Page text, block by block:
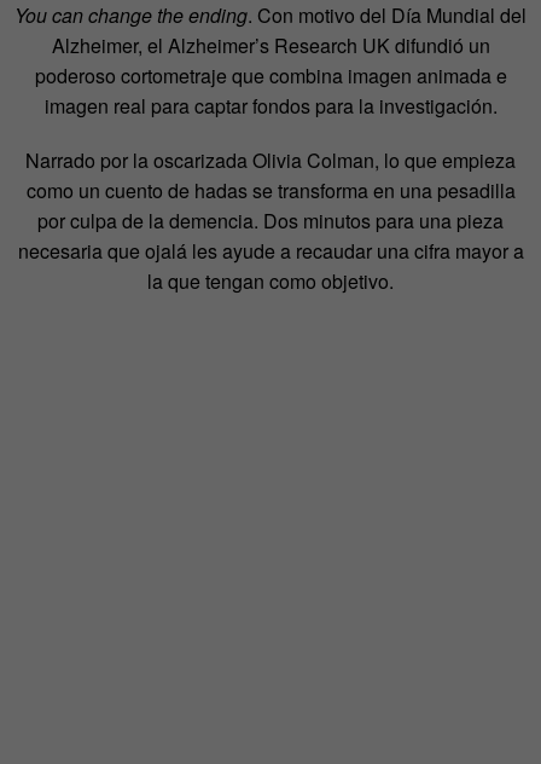
You can change the ending. Con motivo del Día Mundial del
Alzheimer, el Alzheimer’s Research UK difundió un
poderoso cortometraje que combina imagen animada e
imagen real para captar fondos para la investigación.
Narrado por la oscarizada Olivia Colman, lo que empieza
como un cuento de hadas se transforma en una pesadilla
por culpa de la demencia. Dos minutos para una pieza
necesaria que ojalá les ayude a recaudar una cifra mayor a
la que tengan como objetivo.